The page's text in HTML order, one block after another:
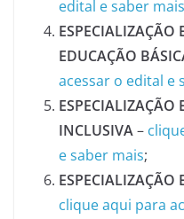
edital e saber mais
ESPECIALIZAÇÃO
EDUCAÇÃO
acessar o edital e
ESPECIALIZAÇÃO
INCLUSIVA–
e saber mais;
ESPECIALIZAÇÃO
clique aqui para